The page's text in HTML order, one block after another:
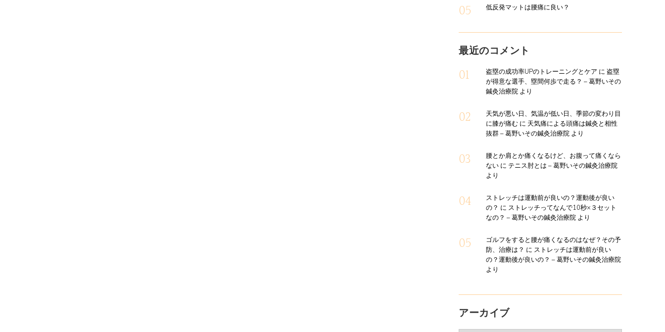
低反発マットは腰痛に良い？
最近のコメント
盗塁の成功率UPのトレーニングとケア に 盗塁
が得意な選手、塁間何歩で走る？ – 葛野いその
鍼灸治療院 より
天気が悪い日、気温が低い日、季節の変わり目
に膝が痛む に 天気痛による頭痛は鍼灸と相性
抜群 – 葛野いその鍼灸治療院 より
腰とか肩とか痛くなるけど、お腹って痛くなら
ない に テニス肘とは – 葛野いその鍼灸治療院
より
ストレッチは運動前が良いの？運動後が良い
の？ に ストレッチってなんで10秒×３セット
なの？ – 葛野いその鍼灸治療院 より
ゴルフをすると腰が痛くなるのはなぜ？その予
防、治療は？ に ストレッチは運動前が良い
の？運動後が良いの？ – 葛野いその鍼灸治療院
より
アーカイブ